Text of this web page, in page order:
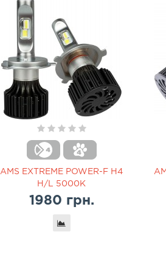
AMS EXTREME POWER-F H4
H/L 5000K
1980 грн.